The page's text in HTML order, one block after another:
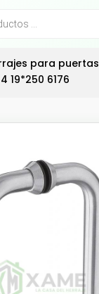
para puertas
19*250 6176